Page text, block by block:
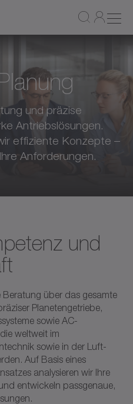
und präzise
Antriebslösungen.
effiziente Konzepte –
Anforderungen.
und
über das gesamte
Planetengetriebe,
sowie AC-
weltweit im
sowie in der Luft-
Auf Basis eines
analysieren wir Ihre
entwickeln passgenaue,